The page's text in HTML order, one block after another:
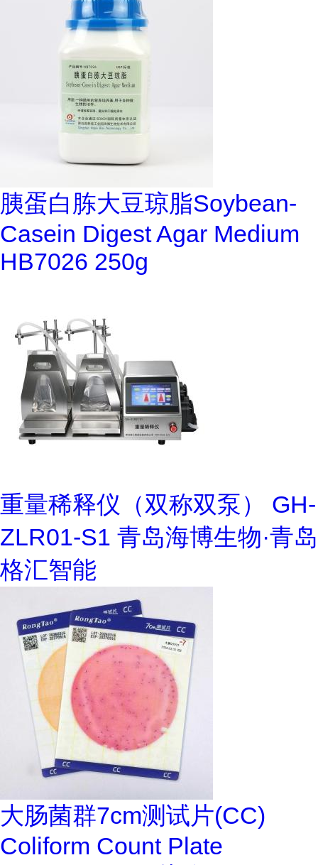
胰蛋白胨大豆琼脂Soybean-
Casein Digest Agar Medium
HB7026 250g
重量稀释仪（双称双泵） GH-
ZLR01-S1 青岛海博生物·青岛
格汇智能
大肠菌群7cm测试片(CC)
Coliform Count Plate